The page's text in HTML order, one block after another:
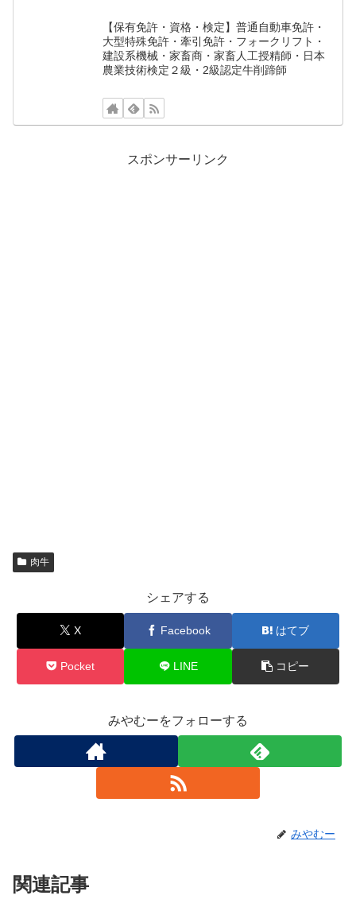
【保有免許・資格・検定】普通自動車免許・
大型特殊免許・牽引免許・フォークリフト・
建設系機械・家畜商・家畜人工授精師・日本
農業技術検定２級・2級認定牛削蹄師
スポンサーリンク
肉牛
シェアする
X Facebook はてブ
Pocket LINE コピー
みやむーをフォローする
みやむー
関連記事